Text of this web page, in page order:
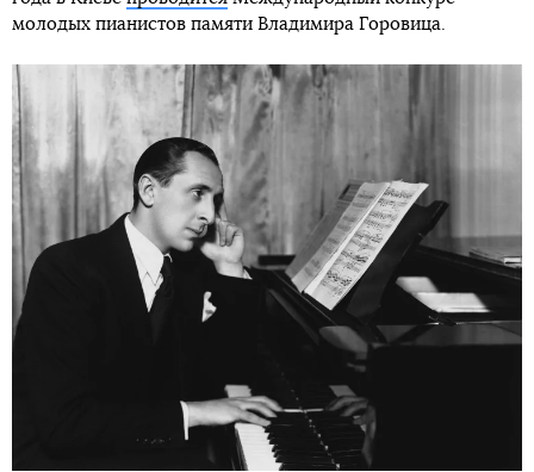
молодых пианистов памяти Владимира Горовица.